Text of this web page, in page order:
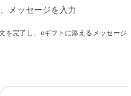
メッセージを入力
を完了し、eギフトに添えるメッセージ